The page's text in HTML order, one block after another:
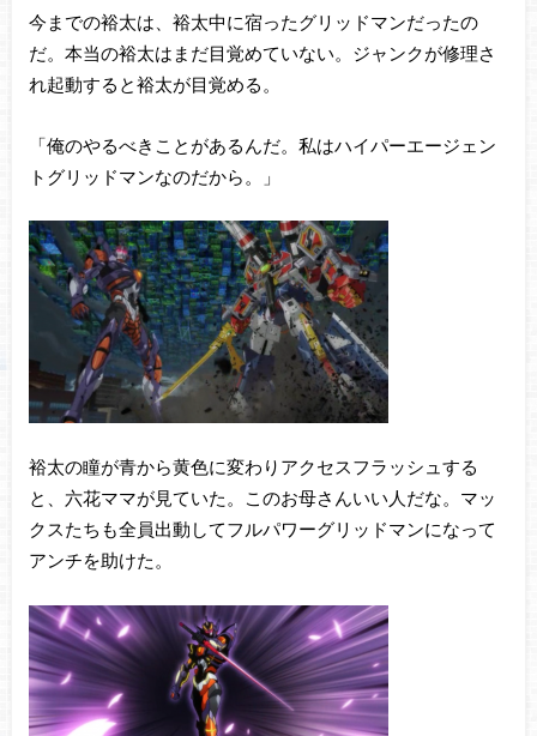
今までの裕太は、裕太中に宿ったグリッドマンだったの
だ。本当の裕太はまだ目覚めていない。ジャンクが修理さ
れ起動すると裕太が目覚める。
「俺のやるべきことがあるんだ。私はハイパーエージェン
トグリッドマンなのだから。」
裕太の瞳が青から黄色に変わりアクセスフラッシュする
と、六花ママが見ていた。このお母さんいい人だな。マッ
クスたちも全員出動してフルパワーグリッドマンになって
アンチを助けた。